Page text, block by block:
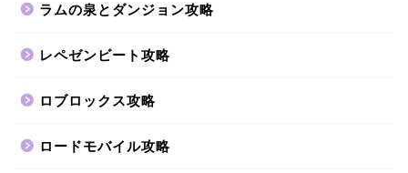
ラムの泉とダンジョン攻略
レペゼンビート攻略
ロブロックス攻略
ロードモバイル攻略